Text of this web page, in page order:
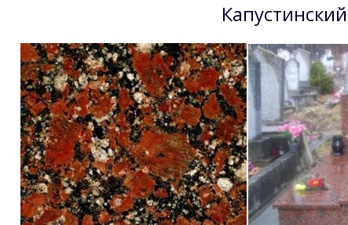
Капустинский